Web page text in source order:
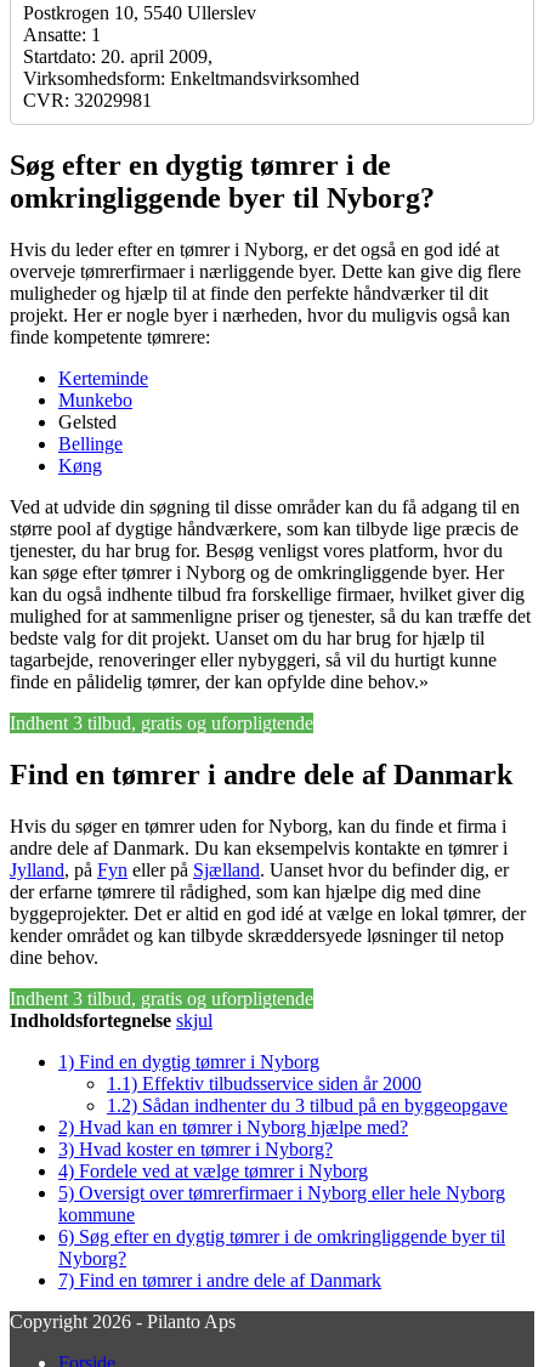
Postkrogen 10, 5540 Ullerslev
Ansatte: 1
Startdato: 20. april 2009,
Virksomhedsform: Enkeltmandsvirksomhed
CVR: 32029981
Søg efter en dygtig tømrer i de
omkringliggende byer til Nyborg?
Hvis du leder efter en tømrer i Nyborg, er det også en god idé at
overveje tømrerfirmaer i nærliggende byer. Dette kan give dig flere
muligheder og hjælp til at finde den perfekte håndværker til dit
projekt. Her er nogle byer i nærheden, hvor du muligvis også kan
finde kompetente tømrere:
Kerteminde
Munkebo
Gelsted
Bellinge
Køng
Ved at udvide din søgning til disse områder kan du få adgang til en
større pool af dygtige håndværkere, som kan tilbyde lige præcis de
tjenester, du har brug for. Besøg venligst vores platform, hvor du
kan søge efter tømrer i Nyborg og de omkringliggende byer. Her
kan du også indhente tilbud fra forskellige firmaer, hvilket giver dig
mulighed for at sammenligne priser og tjenester, så du kan træffe det
bedste valg for dit projekt. Uanset om du har brug for hjælp til
tagarbejde, renoveringer eller nybyggeri, så vil du hurtigt kunne
finde en pålidelig tømrer, der kan opfylde dine behov.»
Indhent 3 tilbud, gratis og uforpligtende
Find en tømrer i andre dele af Danmark
Hvis du søger en tømrer uden for Nyborg, kan du finde et firma i
andre dele af Danmark. Du kan eksempelvis kontakte en tømrer i
Jylland, på Fyn eller på Sjælland. Uanset hvor du befinder dig, er
der erfarne tømrere til rådighed, som kan hjælpe dig med dine
byggeprojekter. Det er altid en god idé at vælge en lokal tømrer, der
kender området og kan tilbyde skræddersyede løsninger til netop
dine behov.
Indhent 3 tilbud, gratis og uforpligtende
Indholdsfortegnelse skjul
1) Find en dygtig tømrer i Nyborg
1.1) Effektiv tilbudsservice siden år 2000
1.2) Sådan indhenter du 3 tilbud på en byggeopgave
2) Hvad kan en tømrer i Nyborg hjælpe med?
3) Hvad koster en tømrer i Nyborg?
4) Fordele ved at vælge tømrer i Nyborg
5) Oversigt over tømrerfirmaer i Nyborg eller hele Nyborg
kommune
6) Søg efter en dygtig tømrer i de omkringliggende byer til
Nyborg?
7) Find en tømrer i andre dele af Danmark
Copyright 2026 - Pilanto Aps
Forside